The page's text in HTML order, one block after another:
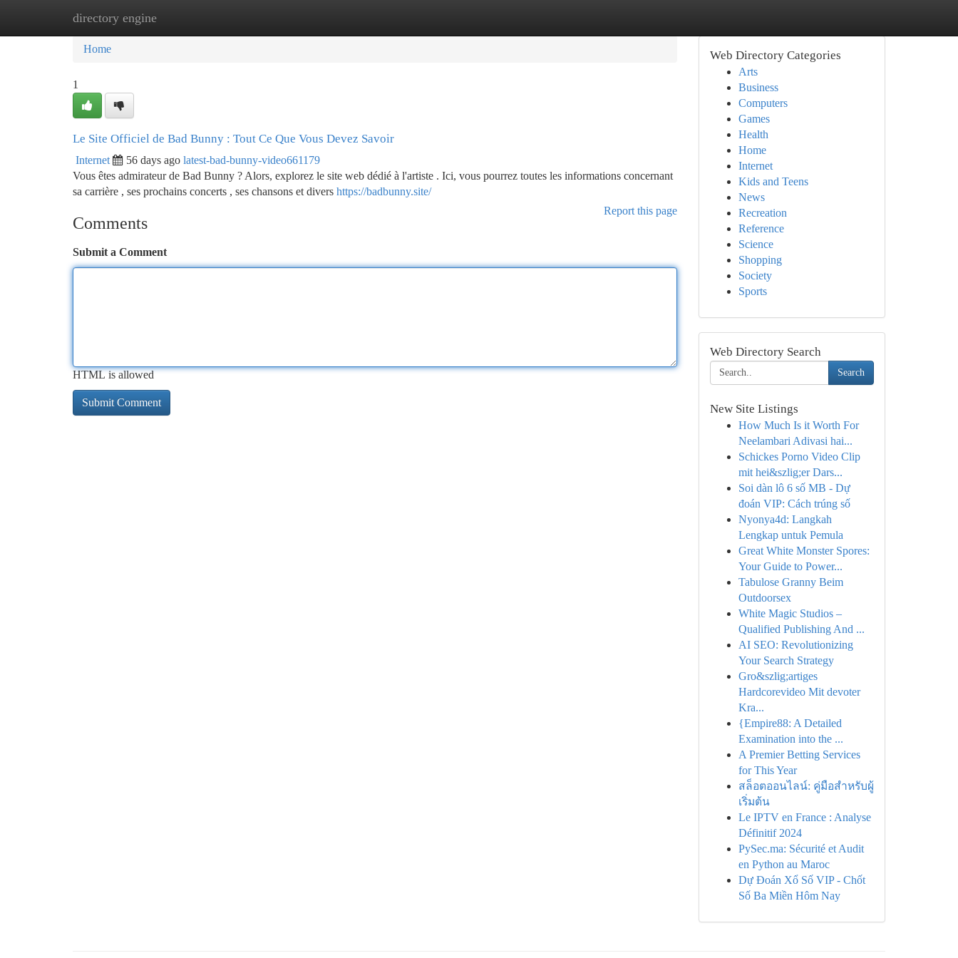
directory engine
Home New Site Listings
Home
1
Le Site Officiel de Bad Bunny : Tout Ce Que Vous Devez Savoir
Internet 56 days ago latest-bad-bunny-video661179
Vous êtes admirateur de Bad Bunny ? Alors, explorez le site web dédié à l'artiste . Ici, vous pourrez toutes les informations concernant
sa carrière , ses prochains concerts , ses chansons et divers https://badbunny.site/
Report this page
Comments
Submit a Comment
HTML is allowed
Web Directory Categories
Arts
Business
Computers
Games
Health
Home
Internet
Kids and Teens
News
Recreation
Reference
Science
Shopping
Society
Sports
Web Directory Search
Search
New Site Listings
How Much Is it Worth For
Neelambari Adivasi hai...
Schickes Porno Video Clip
mit hei&szlig;er Dars...
Soi dàn lô 6 số MB - Dự
đoán VIP: Cách trúng số
Nyonya4d: Langkah
Lengkap untuk Pemula
Great White Monster Spores:
Your Guide to Power...
Tabulose Granny Beim
Outdoorsex
White Magic Studios –
Qualified Publishing And ...
AI SEO: Revolutionizing
Your Search Strategy
Gro&szlig;artiges
Hardcorevideo Mit devoter
Kra...
{Empire88: A Detailed
Examination into the ...
A Premier Betting Services
for This Year
สล็อตออนไลน์: คู่มือสำหรับผู้
เริ่มต้น
Le IPTV en France : Analyse
Définitif 2024
PySec.ma: Sécurité et Audit
en Python au Maroc
Dự Đoán Xổ Số VIP - Chốt
Số Ba Miền Hôm Nay